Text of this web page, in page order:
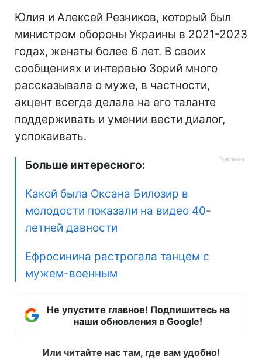
Юлия и Алексей Резников, который был
министром обороны Украины в 2021-2023
годах, женаты более 6 лет. В своих
сообщениях и интервью Зорий много
рассказывала о муже, в частности,
акцент всегда делала на его таланте
поддерживать и умении вести диалог,
успокаивать.
Больше интересного:
Какой была Оксана Билозир в
молодости показали на видео 40-
летней давности
Ефросинина растрогала танцем с
мужем-военным
Не упустите главное! Подпишитесь на
наши обновления в Google!
Или читайте нас там, где вам удобно!